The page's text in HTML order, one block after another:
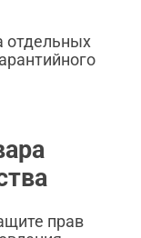
отдельных
прав